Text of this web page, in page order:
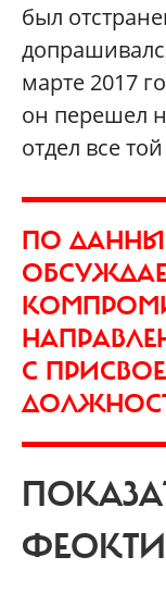
был
марте 2017
он перешел
отдел все
ПО
С